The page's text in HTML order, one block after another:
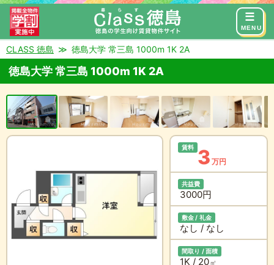
MENU
来店予約 お問い合わせ
CLASS 徳島 徳島大学 常三島 1000m 1K 2A
徳島大学 常三島 1000m 1K 2A
賃料 3 万円
共益費
3000円
敷金 / 礼金
なし / なし
間取り / 面積
1K / 20㎡